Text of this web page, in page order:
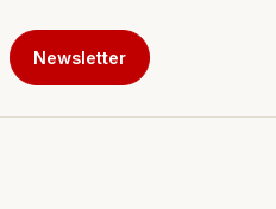
Newsletter